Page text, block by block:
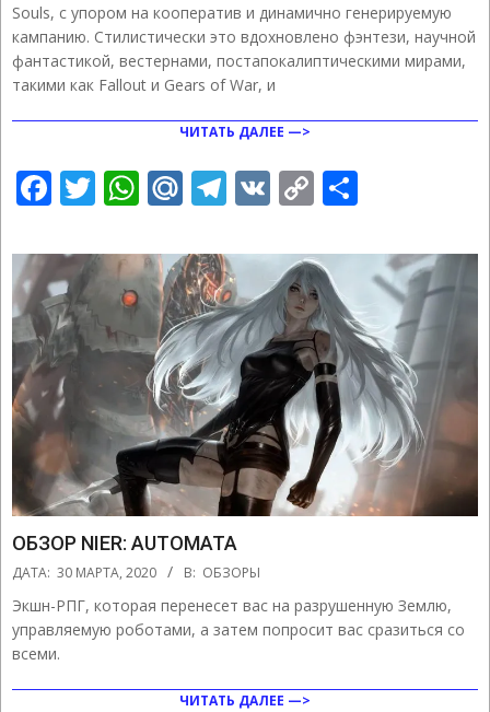
Souls, с упором на кооператив и динамично генерируемую
кампанию. Стилистически это вдохновлено фэнтези, научной
фантастикой, вестернами, постапокалиптическими мирами,
такими как Fallout и Gears of War, и
ЧИТАТЬ ДАЛЕЕ —>
Facebook
Twitter
WhatsApp
Mail.Ru
Telegram
VK Copy
ОБЗОР NIER: AUTOMATA
2020-
30
ДАТА: 30 МАРТА, 2020 В: ОБЗОРЫ
Экшн-РПГ, которая перенесет вас на разрушенную Землю,
управляемую роботами, а затем попросит вас сразиться со
всеми.
ЧИТАТЬ ДАЛЕЕ —>